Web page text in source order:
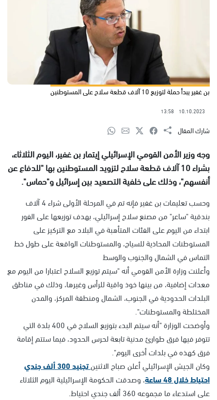
بن غفير يبدأ حملة لتوزيع 10 آلاف قطعة سلاح على المستوطنين
10.10.2023
13:58
شارك المقال
وجه وزير الأمن القومي الإسرائيلي إيتمار بن غفير، اليوم الثلاثاء،
بشراء 10 آلاف قطعة سلاح لتزويد المستوطنين بها "للدفاع عن
أنفسهم"، وذلك على خلفية التصعيد بين إسرائيل و"حماس".
وحسب تعليمات بن غفير فإنه تم في المرحلة الأولى شراء 4 آلاف
بندقية "ساعر" من مصنع سلاح إسرائيلي، بهدف توزيعها على الفور
ابتداء من اليوم على الفئات المتأهبة في البلاد مع التركيز على
المستوطنات المحاذية للسياج، والمستوطنات الواقعة على طول خط
التماس في الشمال والجنوب والوسط
وأعلنت وزارة الأمن القومي أنه "سيتم توزيع السلاح اعتبارا من اليوم مع
معدات إضافية، من بينها خوذ واقية للرأس وغيرها، وذلك في مناطق
البلدات الحدودية في الجنوب، الشمال ومنطقة المركز، والمدن
المختلطة والمستوطنات".
وأوضحت الوزارة "أنه سيتم البدء بتوزيع السلاح في 400 بلدة التي
تتوفر فيها فرق طوارئ مدنية تابعة لحرس الحدود، فيما ستتم إقامة
فرق كهذه في بلدات أخرى اليوم".
وكان الجيش الإسرائيلي أعلن صباح الاثنين
تجنيد 300 ألف جندي
احتياط خلال 48 ساعة
، وصدقت الحكومة الإسرائيلية اليوم الثلاثاء
على استدعاء ما مجموعه 360 ألف جندي احتياط.